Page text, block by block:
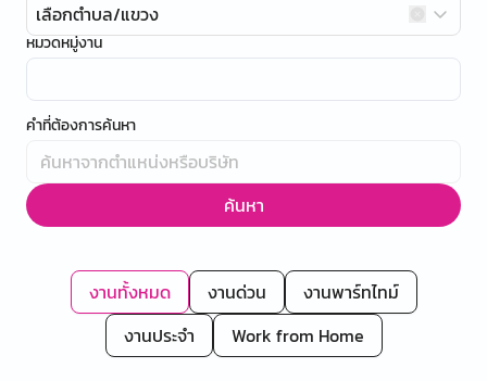
เลือกตำบล/แขวง
หมวดหมู่งาน
คำที่ต้องการค้นหา
ค้นหา
งานทั้งหมด งานด่วน
งานพาร์ทไทม์
งานประจำ
Work from Home